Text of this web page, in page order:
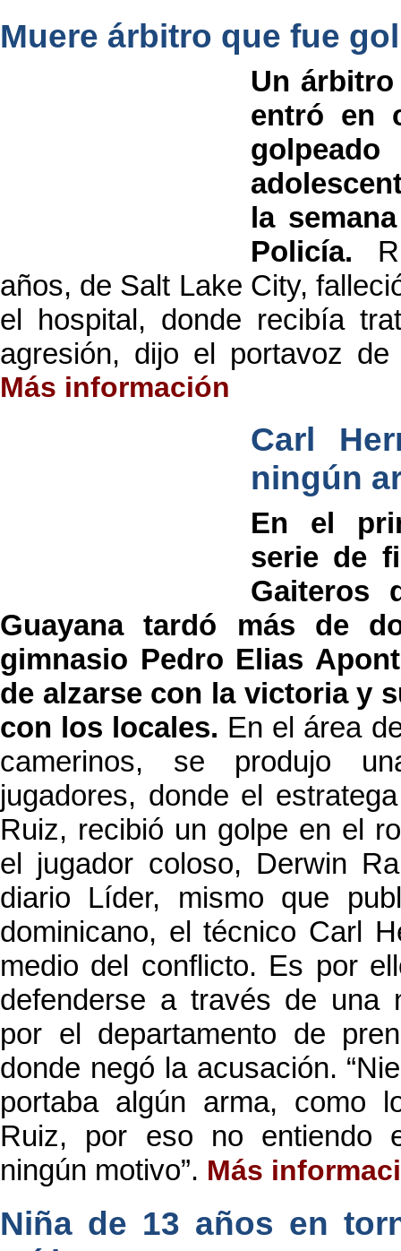
Muere árbitro que fue
Un
entró en
la
Policía.
años, de Salt Lake City,
el hospital, donde recibía
agresión, dijo el portavoz
Más información
Carl
ningún
En el
serie de
Gaiteros
Guayana tardó más de
gimnasio Pedro Elias
de alzarse con la victoria y
con los locales. En el área
camerinos, se produjo
jugadores, donde el
Ruiz, recibió un golpe en el
el jugador coloso, Derwin
diario Líder, mismo que
dominicano, el técnico Carl
medio del conflicto. Es por
defenderse a través de una
por el departamento de
donde negó la acusación.
portaba algún arma, como
Ruiz, por eso no entiendo
ningún motivo”. Más
Niña de 13 años en